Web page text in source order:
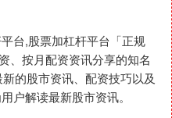
台,股票加杠杆平台「正规
、按月配资资讯分享的知名
的股市资讯、配资技巧以及
户解读最新股市资讯。